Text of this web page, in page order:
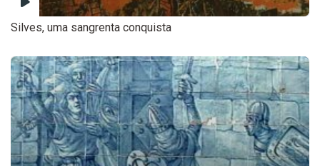
Silves, uma sangrenta conquista